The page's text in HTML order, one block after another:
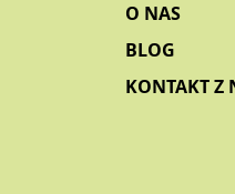
O NAS
BLOG
KONTAKT Z